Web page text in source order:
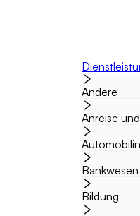
Andere
Anreise
Bildung